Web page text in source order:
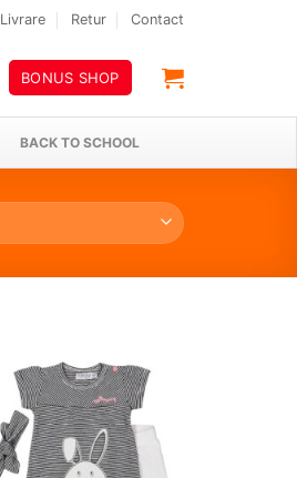
Livrare Retur Contact
BONUS SHOP
BACK TO SCHOOL
❤
Adauga
in
wishlist!